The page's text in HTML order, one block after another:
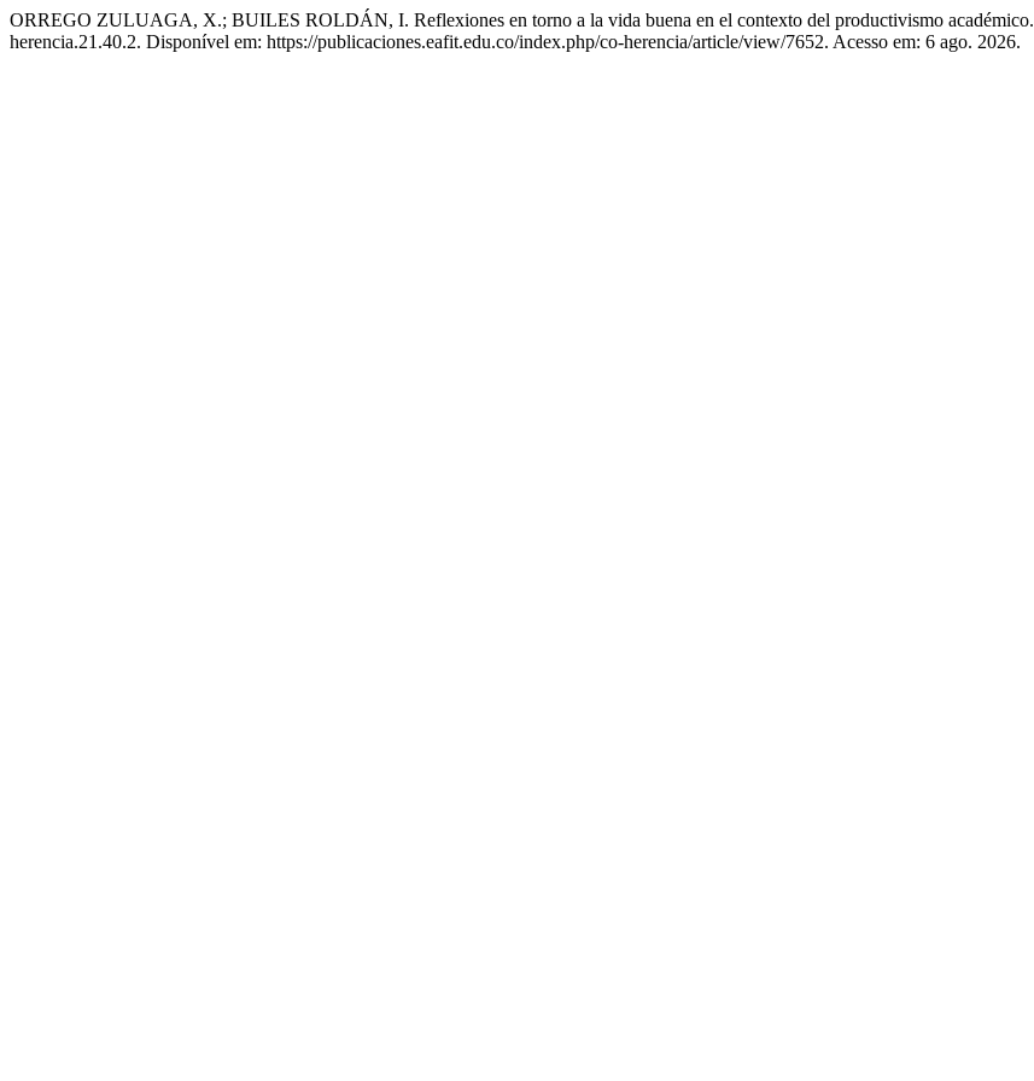
ORREGO ZULUAGA, X.; BUILES ROLDÁN, I. Reflexiones en torno a la vida buena en el contexto del productivismo académico.
herencia.21.40.2. Disponível em: https://publicaciones.eafit.edu.co/index.php/co-herencia/article/view/7652. Acesso em: 6 ago. 2026.